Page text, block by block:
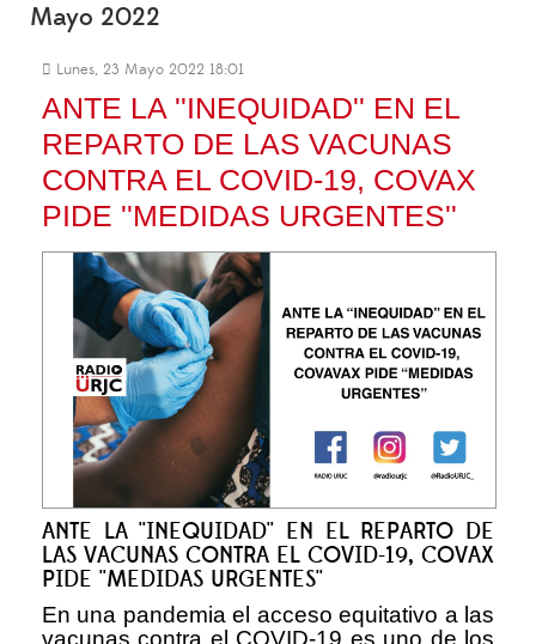
Mayo 2022
Lunes, 23 Mayo 2022 18:01
ANTE LA ''INEQUIDAD'' EN EL
REPARTO DE LAS VACUNAS
CONTRA EL COVID-19, COVAX
PIDE ''MEDIDAS URGENTES''
ANTE LA ''INEQUIDAD'' EN EL REPARTO DE
LAS VACUNAS CONTRA EL COVID-19, COVAX
PIDE ''MEDIDAS URGENTES''
En una pandemia el acceso equitativo a las